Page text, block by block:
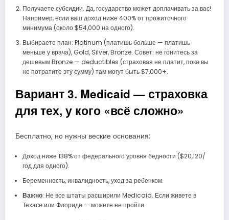
Получаете субсидии. Да, государство может доплачивать за вас!
Например, если ваш доход ниже 400% от прожиточного
минимума (около $54,000 на одного).
Выбираете план: Platinum (платишь больше — платишь
меньше у врача), Gold, Silver, Bronze. Совет: не гонитесь за
дешевым Bronze — deductibles (страховая не платит, пока вы
не потратите эту сумму) там могут быть $7,000+.
Вариант 3. Medicaid — страховка
для тех, у кого «всё сложно»
Бесплатно, но нужны веские основания:
Доход ниже 138% от федерального уровня бедности ($20,120/
год для одного).
Беременность, инвалидность, уход за ребенком.
Важно: Не все штаты расширили Medicaid. Если живете в
Техасе или Флориде — можете не пройти.